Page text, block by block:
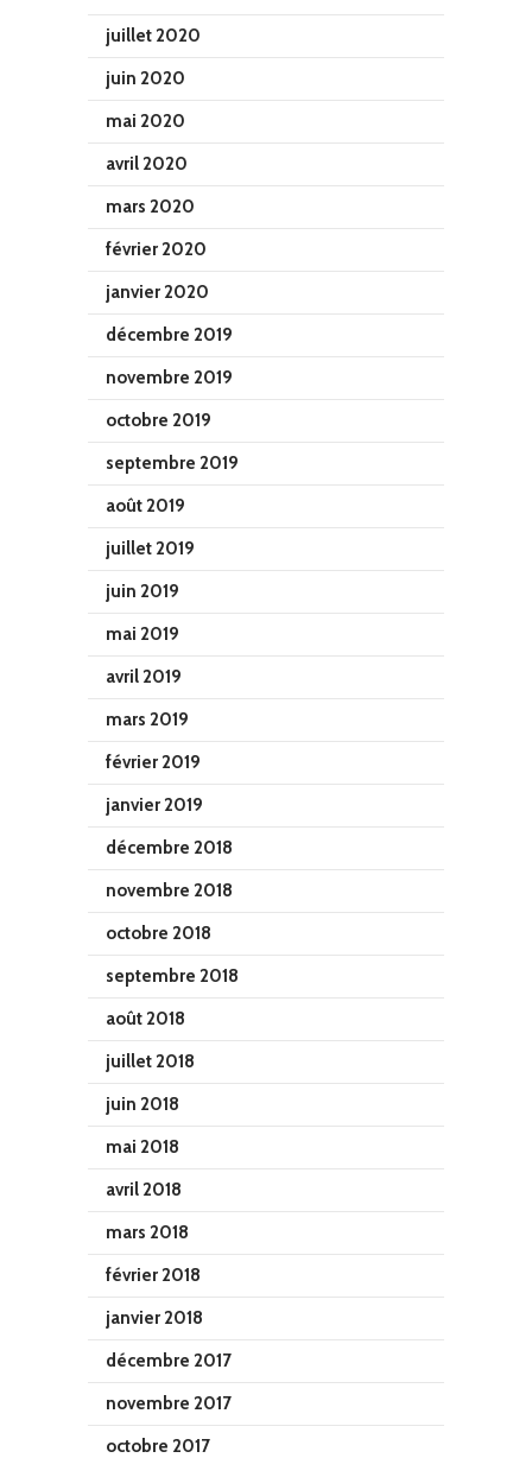
juillet 2020
juin 2020
mai 2020
avril 2020
mars 2020
février 2020
janvier 2020
décembre 2019
novembre 2019
octobre 2019
septembre 2019
août 2019
juillet 2019
juin 2019
mai 2019
avril 2019
mars 2019
février 2019
janvier 2019
décembre 2018
novembre 2018
octobre 2018
septembre 2018
août 2018
juillet 2018
juin 2018
mai 2018
avril 2018
mars 2018
février 2018
janvier 2018
décembre 2017
novembre 2017
octobre 2017